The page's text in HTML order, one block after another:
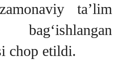
ta’lim
bag‘ishlangan
chop etildi.